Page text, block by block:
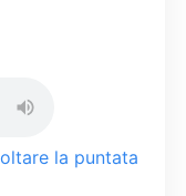
la puntata